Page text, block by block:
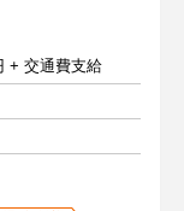
+ 交通費支給